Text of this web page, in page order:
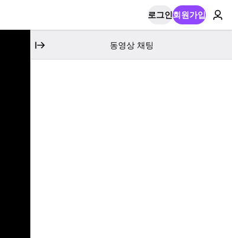
로그인회원가입
동영상 채팅